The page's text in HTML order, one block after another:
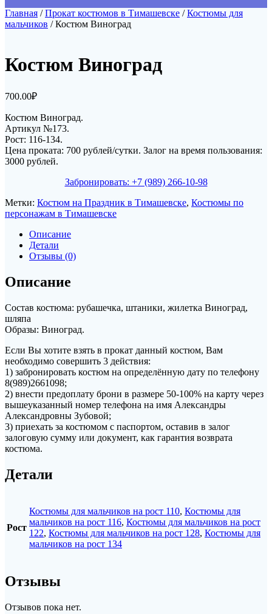
Главная /Прокат костюмов в Тимашевске /Костюмы для
мальчиков / Костюм Виноград
Костюм Виноград
700.00₽
Костюм Виноград.
Артикул №173.
Рост: 116-134.
Цена проката: 700 рублей/сутки. Залог на время пользования:
3000 рублей.
Забронировать: +7 (989) 266-10-98
Метки: Костюм на Праздник в Тимашевске, Костюмы по
персонажам в Тимашевске
Описание
Детали
Отзывы (0)
Описание
Состав костюма: рубашечка, штаники, жилетка Виноград,
шляпа
Образы: Виноград.
Если Вы хотите взять в прокат данный костюм, Вам
необходимо совершить 3 действия:
1) забронировать костюм на определённую дату по телефону
8(989)2661098;
2) внести предоплату брони в размере 50-100% на карту через
вышеуказанный номер телефона на имя Александры
Александровны Зубовой;
3) приехать за костюмом с паспортом, оставив в залог
залоговую сумму или документ, как гарантия возврата
костюма.
Детали
Рост
Костюмы для мальчиков на рост 110, Костюмы для
мальчиков на рост 116, Костюмы для мальчиков на рост
122, Костюмы для мальчиков на рост 128, Костюмы для
мальчиков на рост 134
Отзывы
Отзывов пока нет.